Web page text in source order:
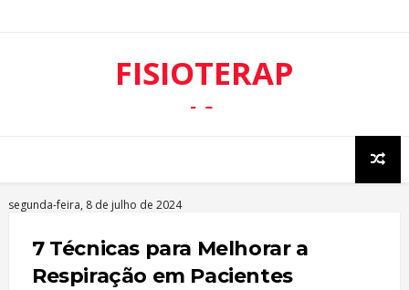
FISIOTERAP
IA
RIA
segunda-feira, 8 de julho de 2024
7 Técnicas para Melhorar a
Respiração em Pacientes